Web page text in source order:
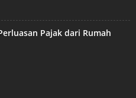
Pajak dari Rumah